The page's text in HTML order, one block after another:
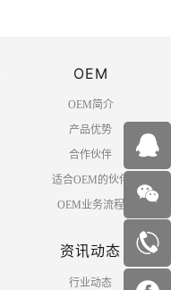
OEM
OEM简介
产品优势
合作伙伴
适合OEM的伙伴
OEM业务流程
资讯动态
行业动态